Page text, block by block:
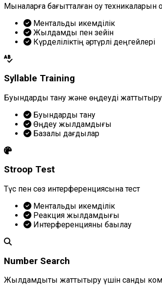
Мыналарға бағытталған оқу техникаларын
Ментальдық икемділік
Жылдамдық пен зейін
Күрделіліктің әртүрлі деңгейлері
Syllable Training
Буындарды тану және өңдеуді жаттықтыру
Буындарды тану
Өңдеу жылдамдығы
Базалық дағдылар
Stroop Test
Түс пен сөз интерференциясына тест
Ментальдық икемділік
Реакция жылдамдығы
Интерференцияны бақылау
Number Search
Жылдамдықты жаттықтыру үшін сандық